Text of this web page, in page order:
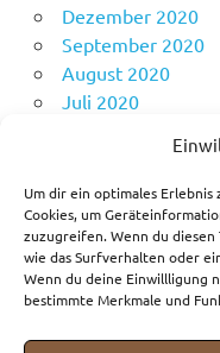
Um dir ein optimales
Cookies, um
zuzugreifen. Wenn du
wie das Surfverhalten oder
Wenn du deine Einwillligung
bestimmte Merkmale und
Dezember 2020
September 2020
August 2020
Juli 2020
April 2020
KATEGORIEN